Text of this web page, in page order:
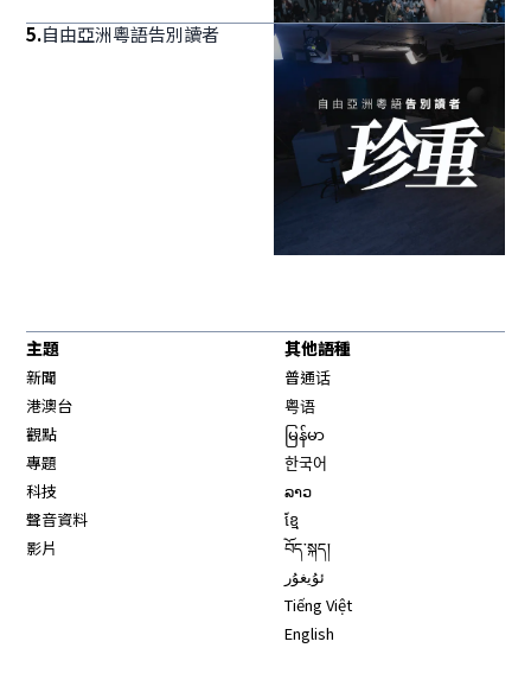
5.自由亞洲粵語告別讀者
主題
新聞
港澳台
觀點
專題
科技
聲音資料
影片
其他語種
普通话
粤语
မြန်မာ
한국어
ລາວ
ខ្មែ
བོད་སྐད།
ئۇيغۇر
Tiếng Việt
English